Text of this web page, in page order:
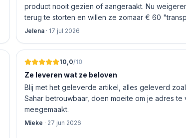
product nooit gezien of aangeraakt. Nu
terug te storten en willen ze zomaar € 60
inhouden!
Jelena · 17 jul 2026
10,0/10
Ze leveren wat ze beloven
Blij met het geleverde artikel, alles geleverd
Sahar betrouwbaar, doen moeite om je adres
meegemaakt.
Mieke · 27 jun 2026